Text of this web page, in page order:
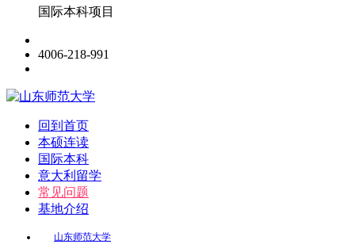
国际本科项目
4006-218-991
回到首页
本硕连读
国际本科
意大利留学
常见问题
基地介绍
山东师范大学